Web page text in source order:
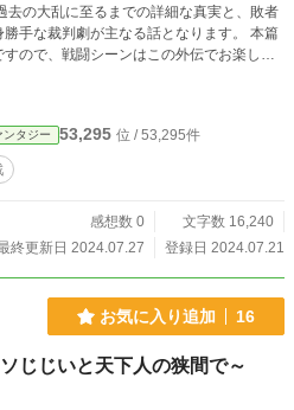
去の大乱に至るまでの詳細な真実と、敗者
勝手な裁判劇が主なる話となります。 本篇
ので、戦闘シーンはこの外伝でお楽しみ
シリーズに出てくる人物はおりませんの
と槍と弓のみの戦闘シーンは単調になりが
け工夫したつもりです。 大活劇を、腹一
い。
ンタジー 53,295 位 / 53,295件
感想数 0
文字数 16,240
終更新日 2024.07.27
登録日 2024.07.21
お気に入り追加 16
じいと天下人の狭間で～